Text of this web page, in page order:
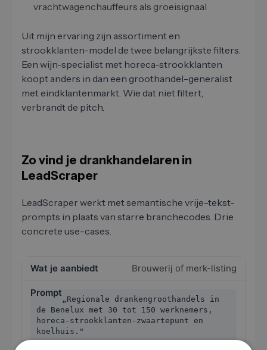
vrachtwagenchauffeurs als groeisignaal
Uit mijn ervaring zijn assortiment en
strookklanten-model de twee belangrijkste filters.
Een wijn-specialist met horeca-strookklanten
koopt anders in dan een groothandel-generalist
met eindklantenmarkt. Wie dat niet filtert,
verbrandt de pitch.
Zo vind je drankhandelaren in
LeadScraper
LeadScraper werkt met semantische vrije-tekst-
prompts in plaats van starre branchecodes. Drie
concrete use-cases.
Brouwerij of merk-listing
„Regionale drankengroothandels in
de Benelux met 30 tot 150 werknemers,
horeca-strookklanten-zwaartepunt en
koelhuis."